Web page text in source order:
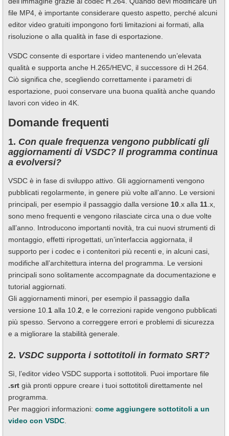
file MP4, è importante considerare questo aspetto, perché alcuni
editor video gratuiti impongono forti limitazioni ai formati, alla
risoluzione o alla qualità in fase di esportazione.
VSDC consente di esportare i video mantenendo un’elevata
qualità e supporta anche H.265/HEVC, il successore di H.264.
Ciò significa che, scegliendo correttamente i parametri di
esportazione, puoi conservare una buona qualità anche quando
lavori con video in 4K.
Domande frequenti
1. Con quale frequenza vengono pubblicati gli
aggiornamenti di VSDC? Il programma continua
a evolversi?
VSDC è in fase di sviluppo attivo. Gli aggiornamenti vengono
pubblicati regolarmente, in genere più volte all’anno. Le versioni
principali, per esempio il passaggio dalla versione 10 .x alla 11 .x,
sono meno frequenti e vengono rilasciate circa una o due volte
all’anno. Introducono importanti novità, tra cui nuovi strumenti di
montaggio, effetti riprogettati, un’interfaccia aggiornata, il
supporto per i codec e i contenitori più recenti e, in alcuni casi,
modifiche all’architettura interna del programma. Le versioni
principali sono solitamente accompagnate da documentazione e
tutorial aggiornati.
Gli aggiornamenti minori, per esempio il passaggio dalla
versione 10. 1 alla 10. 2 , e le correzioni rapide vengono pubblicati
più spesso. Servono a correggere errori e problemi di sicurezza
e a migliorare la stabilità generale.
2. VSDC supporta i sottotitoli in formato SRT?
Sì, l’editor video VSDC supporta i sottotitoli. Puoi importare file
.srt già pronti oppure creare i tuoi sottotitoli direttamente nel
programma.
Per maggiori informazioni: come aggiungere sottotitoli a un
video con VSDC